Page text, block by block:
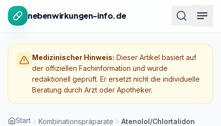
Zum Inhalt springen
nebenwirkungen-info.de
Medizinischer Hinweis: Dieser Artikel basiert auf
der offiziellen Fachinformation und wurde
redaktionell geprüft. Er ersetzt nicht die individuelle
Beratung durch Arzt oder Apotheker.
Start Kombinationspräparate Atenolol/Chlortalidon